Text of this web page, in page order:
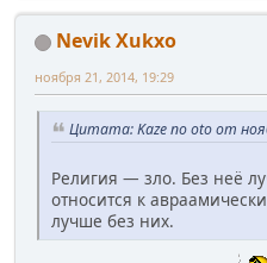
Nevik Xukxo
ноября 21, 2014, 19:29
Цитата: Kaze no oto от
Религия — зло. Без неё
относится к
лучше без них.